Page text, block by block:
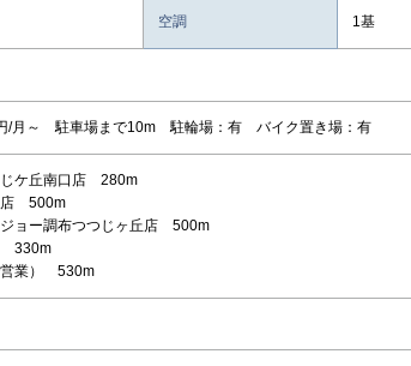
空調 1基
/月～ 駐車場まで10m 駐輪場：有 バイク置き場：有
じケ丘南口店 280m
店 500m
ジョー調布つつじヶ丘店 500m
330m
営業） 530m